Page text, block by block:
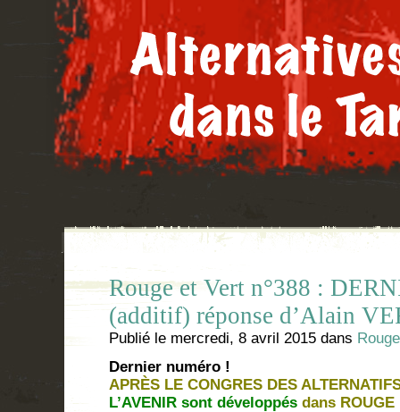
Rouge et Vert n°388 :
(additif) réponse d’Alain
Publié le mercredi, 8 avril 2015 dans
Dernier numéro !
APRÈS LE CONGRES DES
L’AVENIR sont développés dans ROUGE